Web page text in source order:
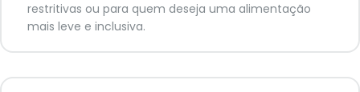
restritivas ou para quem deseja uma alimentação
mais leve e inclusiva.